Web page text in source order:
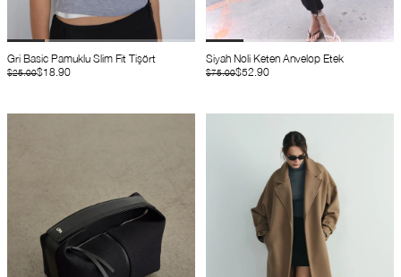
Gri Basic Pamuklu Slim Fit Tişört
$18.90
$25.00
Siyah Noli Keten Anvelop Etek
$52.90
$75.00